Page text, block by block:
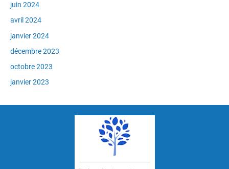
juin 2024
avril 2024
janvier 2024
décembre 2023
octobre 2023
janvier 2023